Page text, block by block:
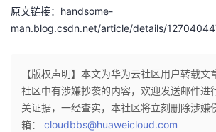
原文链接：handsome-
man.blog.csdn.net/article/details/
【版权声明】本文为华为云社区用户转载文
社区中有涉嫌抄袭的内容，欢迎发送邮件进
关证据，一经查实，本社区将立刻删除涉嫌
箱： cloudbbs@huaweicloud.com